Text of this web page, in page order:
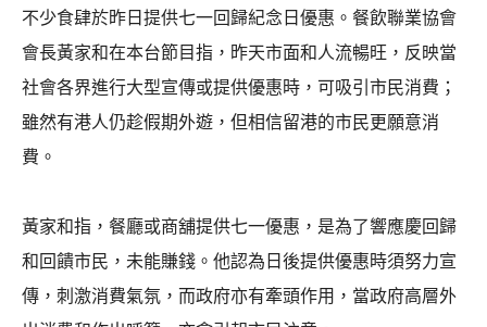
不少食肆於昨日提供七一回歸紀念日優惠。餐飲聯業協會
會長黃家和在本台節目指，昨天市面和人流暢旺，反映當
社會各界進行大型宣傳或提供優惠時，可吸引市民消費；
雖然有港人仍趁假期外遊，但相信留港的市民更願意消
費。
黃家和指，餐廳或商舖提供七一優惠，是為了響應慶回歸
和回饋市民，未能賺錢。他認為日後提供優惠時須努力宣
傳，刺激消費氣氛，而政府亦有牽頭作用，當政府高層外